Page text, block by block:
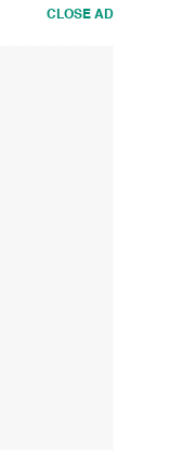
CLOSE AD